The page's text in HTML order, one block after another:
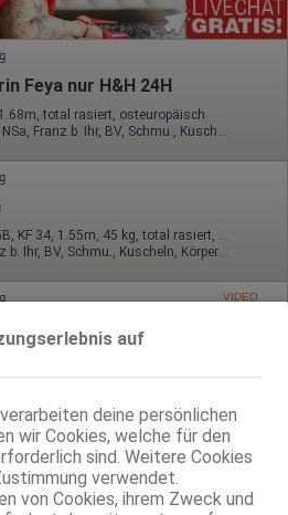
auf
deine persönlichen
wir Cookies, welche für den
sind. Weitere Cookies
verwendet.
von Cookies, ihrem Zweck und
Feya nur H&H 24H
total rasiert, osteuropäisch
ZK, 69, GF6, NSa, Franz b. Ihr, BV, Schmu., Kuscheln
22 Jahre, 75B, KF 34, 1.55m, 45 kg, total rasiert, osteuropäisch
ZK, 69, Franz b. Ihr, BV, Schmu., Kuscheln, Körperküs., DSp
VIDEO
Alessandra
1.75m, total rasiert, Latina
DT, Franz b. Ihr, BV